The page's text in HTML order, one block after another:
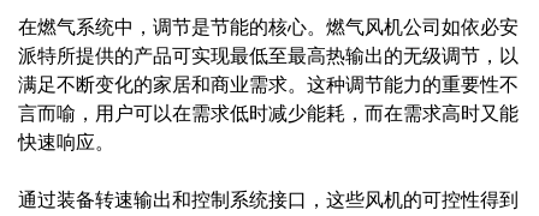
在燃气系统中，调节是节能的核心。燃气风机公司如依必安
派特所提供的产品可实现最低至最高热输出的无级调节，以
满足不断变化的家居和商业需求。这种调节能力的重要性不
言而喻，用户可以在需求低时减少能耗，而在需求高时又能
快速响应。
通过装备转速输出和控制系统接口，这些风机的可控性得到